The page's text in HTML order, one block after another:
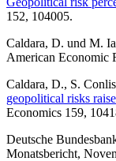
152, 104005.
Caldara, D. und M.
American Economic
Caldara, D., S.
geopolitical risks
Economics 159,
Deutsche
Monatsbericht,